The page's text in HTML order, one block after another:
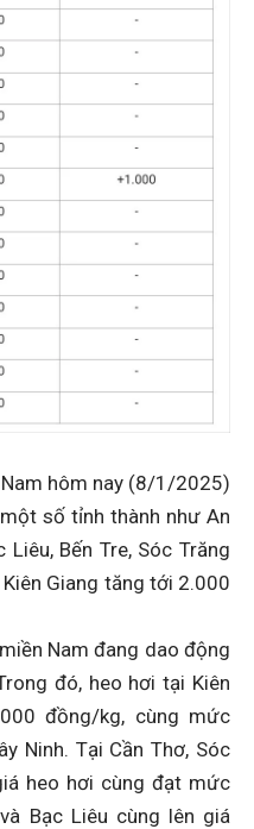
hôm nay (8/1/2025)
số tỉnh thành như An
Liêu, Bến Tre, Sóc Trăng
Giang tăng tới 2.000
Nam đang dao động
đó, heo hơi tại Kiên
đồng/kg, cùng mức
Ninh. Tại Cần Thơ, Sóc
heo hơi cùng đạt mức
Bạc Liêu cùng lên giá